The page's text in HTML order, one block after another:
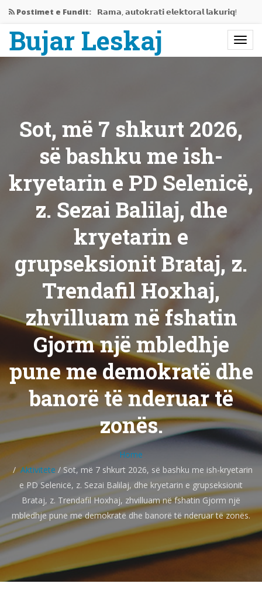
Postimet e Fundit: 𝗥𝗮𝗺𝗮, 𝗮𝘂𝘁𝗼𝗸𝗿𝗮𝘁𝗶 𝗲𝗹𝗲𝗸𝘁𝗼𝗿𝗮𝗹 𝗹𝗮𝗸𝘂𝗿𝗶𝗾!
Jemi në mes të krizës…
Rama gati të përjashtojë Shqipërinë…
Bashkëbisedim me Bujar Leskaj
Bujar Leskaj
Sot, më 7 shkurt 2026,
së bashku me ish-
kryetarin e PD Selenicë,
z. Sezai Balilaj, dhe
kryetarin e
grupseksionit Brataj, z.
Trendafil Hoxhaj,
zhvilluam në fshatin
Gjorm një mbledhje
pune me demokratë dhe
banorë të nderuar të
zonës.
Home
Aktivitete /Sot, më 7 shkurt 2026, së bashku me ish-kryetarin
e PD Selenicë, z. Sezai Balilaj, dhe kryetarin e grupseksionit
Brataj, z. Trendafil Hoxhaj, zhvilluam në fshatin Gjorm një
mbledhje pune me demokratë dhe banorë të nderuar të zonës.